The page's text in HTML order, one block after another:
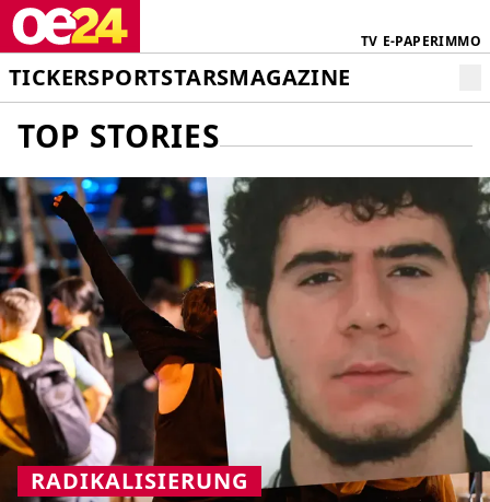
TV E-PAPERIMMO
TICKERSPORTSTARSMAGAZINE
TOP STORIES
RADIKALISIERUNG